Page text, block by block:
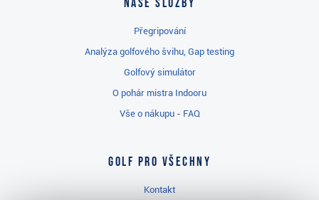
Naše služby
Přegripování
Analýza golfového švihu, Gap testing
Golfový simulátor
O pohár mistra Indooru
Vše o nákupu - FAQ
Golf pro všechny
Kontakt